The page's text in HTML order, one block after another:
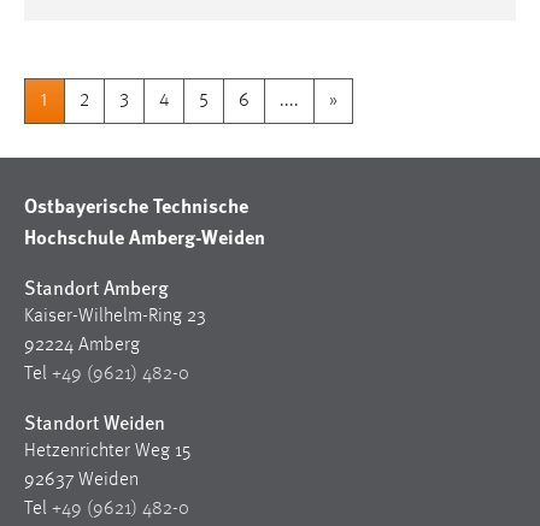
1 2 3 4 5 6 .... »
Ostbayerische Technische
Hochschule Amberg-Weiden
Standort Amberg
Kaiser-Wilhelm-Ring 23
92224 Amberg
Tel +49 (9621) 482-0
Standort Weiden
Hetzenrichter Weg 15
92637 Weiden
Tel +49 (9621) 482-0